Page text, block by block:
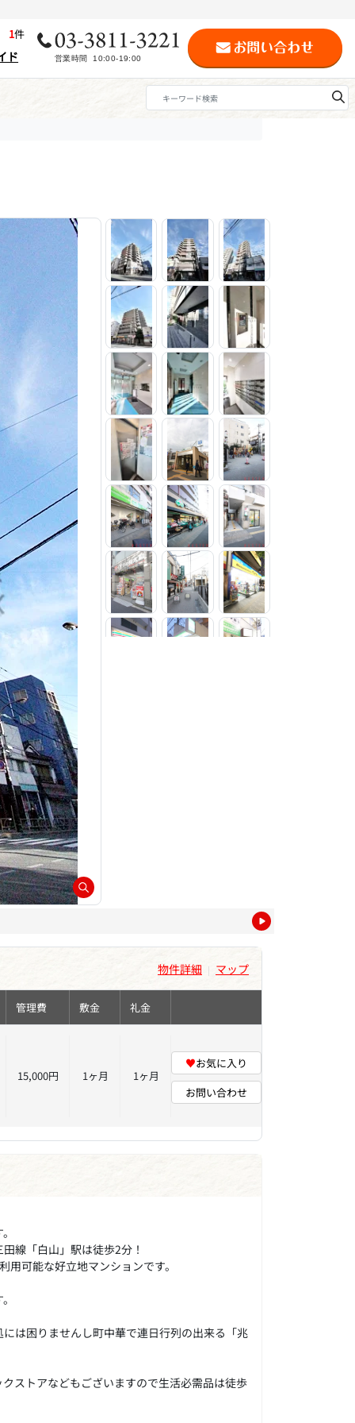
1件
ド
物件詳細 | マップ
管理費 敷金 礼金
15,000円 1ヶ月 1ヶ月
♥お気に入り
お問い合わせ
線「白山」駅は徒歩2分！
可能な好立地マンションです。
は困りませんし町中華で連日行列の出来る「兆
ストアなどもございますので生活必需品は徒歩